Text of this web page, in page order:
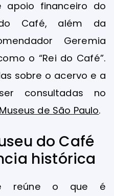
apoio financeiro do
Café, além da
Geremia
o “Rei do Café”.
sobre o acervo e a
consultadas no
de São Paulo.
do Café
histórica
reúne o que é